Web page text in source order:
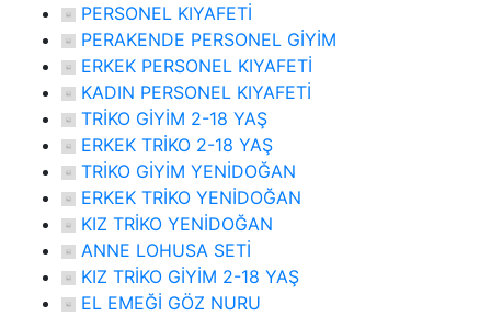
PERSONEL KIYAFETİ
PERAKENDE PERSONEL GİYİM
ERKEK PERSONEL KIYAFETİ
KADIN PERSONEL KIYAFETİ
TRİKO GİYİM 2-18 YAŞ
ERKEK TRİKO 2-18 YAŞ
TRİKO GİYİM YENİDOĞAN
ERKEK TRİKO YENİDOĞAN
KIZ TRİKO YENİDOĞAN
ANNE LOHUSA SETİ
KIZ TRİKO GİYİM 2-18 YAŞ
EL EMEĞİ GÖZ NURU